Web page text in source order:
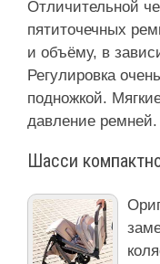
Отличительной
пятиточечных
и объёму, в
Регулировка
подножкой.
давление ремней.
Шасси